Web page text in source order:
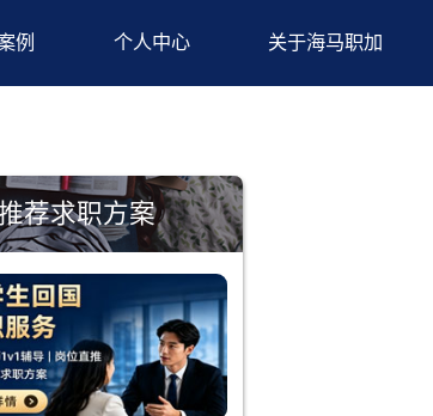
成功案例 个人中心
推荐求职方案